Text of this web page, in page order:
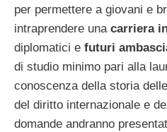
per permettere a giovani e
intraprendere una carriera
diplomatici e futuri
di studio minimo pari alla
conoscenza della storia
del diritto internazionale e
domande andranno